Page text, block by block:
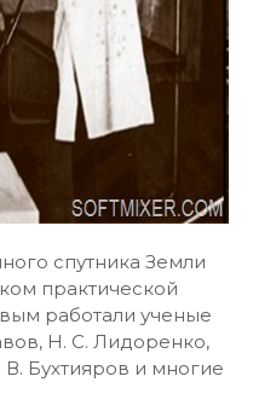
спутника Земли
практической
работали ученые
Н. С. Лидоренко,
Бухтияров и многие